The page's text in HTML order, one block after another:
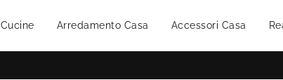
Cucine Arredamento Casa Accessori Casa